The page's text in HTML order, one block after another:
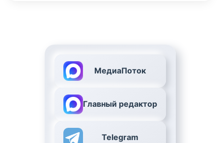
МедиаПоток
Главный редактор
Telegram